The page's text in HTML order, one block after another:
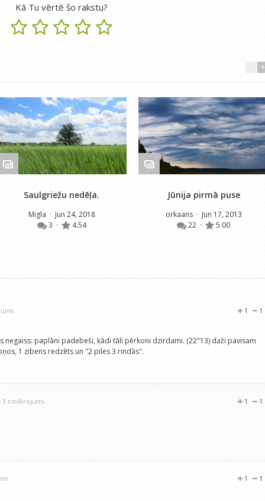
Kā Tu vērtē šo rakstu?
Saulgriežu nedēļa.
Migla · Jun 24, 2018
3 · 4.54
Jūnija pirmā puse
orkaans · Jun 17, 2013
22 · 5.00
1
1
negaiss: paplāni padebeši, kādi tāli pērkoni dzirdami. (22"13) daži pavisam
1 zibens redzēts un "2 piles 3 rindās".
3 novērojumi 1
1
1
1